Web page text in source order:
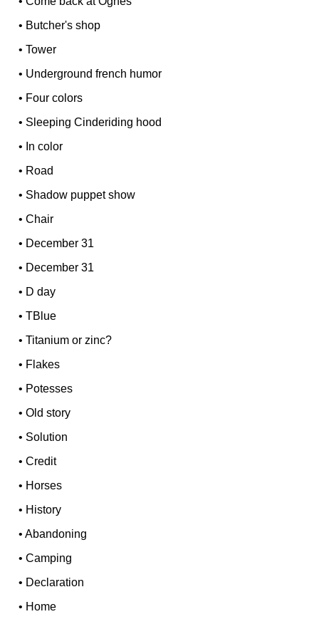
• Butcher's shop
•Tower
• Underground french humor
• Four colors
• Sleeping Cinderiding hood
• In color
• Road
• Shadow puppet show
•Chair
• December 31
• December 31
• D day
•TBlue
•Titanium or zinc?
• Flakes
• Potesses
•Old story
• Solution
•Credit
• Horses
• History
•Abandoning
•Camping
• Declaration
• Home